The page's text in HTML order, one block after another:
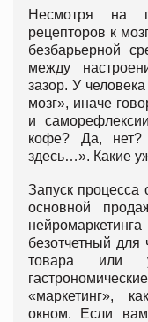
Несмотря на
рецепторов к
безбарьерной
между
зазор. У
мозг», иначе
и
кофе? Да,
здесь…». Какие
Запуск процесса
основной
безотчетный для
товара или
«маркетинг»,
окном. Если